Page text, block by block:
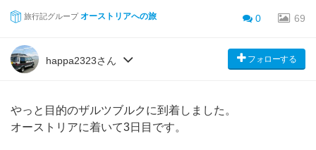
旅行記グループ オーストリアへの旅 0 69
happa2323さん フォローする
やっと目的のザルツブルクに到着しました。
オーストリアに着いて3日目です。